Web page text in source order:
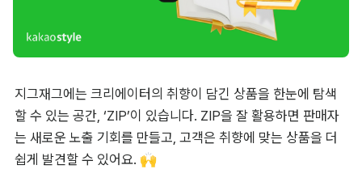
지그재그에는 크리에이터의 취향이 담긴 상품을 한눈에 탐색
할 수 있는 공간, ‘ZIP’이 있습니다. ZIP을 잘 활용하면 판매자
는 새로운 노출 기회를 만들고, 고객은 취향에 맞는 상품을 더
쉽게 발견할 수 있어요. 🙌